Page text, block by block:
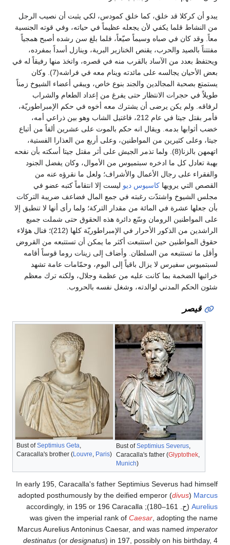
يبدو أن كركلا قد خلق، كما خلق كمودس، لكي يثبت أن نصيب الرجل
من النشاط قلما يكفي لأن يجعله عظيماً في حياته، وفي قوته الجنسية
معاً. وقد كان في صباه وسيماً صيّعاً، فلما بلغ سن رشده أصبح همجياً
مفتتناً بالصيد والحرب، يقنص الخنازير البرية، وينازل أسداً بمفرده،
ويحتفظ بعدد من الآساد بالقرب منه في قصره، واتخذ منها رفيقاً له في
بعض الأحيان يجالسه على مائدته وينام معه في فراشه(7). وكان
يستمتع بصحبة المجالدين والجند بنوع خاص، ويبقي أعضاء الشيوخ زمناً
طويلاً في حجرات الانتظار حتى يفرغ من إعداد الطعام والشراب
لرفاقه. ولم يكن يرضى أن يشترك معه أخوه في حكم الإمبراطوريّة،
فأمر بقتل جيتا في عام 212، فاغتيل الشاب وهو بين ذراعي أمه،
خضب أثوابها بدمه. ويقال انه حكم بالموت على عشرين ألفاً من أتباع
جيتا، وعلى كثيرين من المواطنين، وعلى أربع من العذارا الفستية،
اتهمهن بالزنا(8). ولما تذمر الجيش على أثر مقتل جيتا أسكته بأن نفحه
بهبة تعادل كل ما ادخره سبتميوس من الأموال، وكان يفضل الجنود
والفقراء على رجال الأعمال والأشراف؛ ولعل ما نقرؤه عنه من
القصص التي يرويها كاسيوس ديو ليست إلا انتقاماً كتبه عضو في
مجلس الشيوخ واشتدّت رغبته في جمع المال فضاعف ضريبة التركات
بأن جعلها عشرة في المائة من مقدار التركة؛ ولما رأى أنها لا تنطبق إلا
على المواطنين الرومان وسّع دائرة هذه الحقوق حتى شملت جميع
الراشدين من الذكور الأحرار في الإمبراطوريّة كلها (212)؛ فنال هؤلاء
حقوق المواطنين حين استتبعت أكثر ما يمكن أن تستتبعه من القروض
وأقل ما تستتبعه من السلطان. وأضاف إلى زينات روما قوساً أقامه
لسبتميوس سفيرس لا يزال باقياً إلى اليوم، وحمّامات عامة تشهد
خرائبها الضخمة بما كانت عليه من عظمة وجلال، ولكنه ترك معظم
شئون الحكم المدني لوالدته، وشغل نفسه بالحروب.
قيصر
Bust ofSeptimius Severus,
Caracalla's father (Glyptothek,
Munich)
Bust ofSeptimius Geta,
Caracalla's brother (Louvre, Paris)
In early 195, Caracalla's father Septimius Severus had himself
adopted posthumously by the deified emperor (divus) Marcus
Aurelius
(ح
); accordingly, in 195 or 196 Caracalla
was given the imperial rank of Caesar , adopting the name
Marcus Aurelius Antoninus Caesar, and was named imperator
destinatus (or designatus) in 197, possibly on his birthday, 4